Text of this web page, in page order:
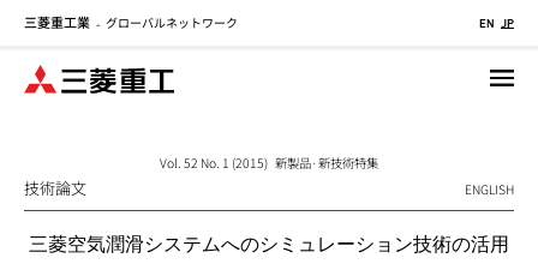
三菱重工業 - グローバルネットワーク EN JP
Vol. 52 No. 1 (2015) 新製品·新技術特集
技術論文 ENGLISH
三菱空気潤滑システムへのシミュレーション技術の活用